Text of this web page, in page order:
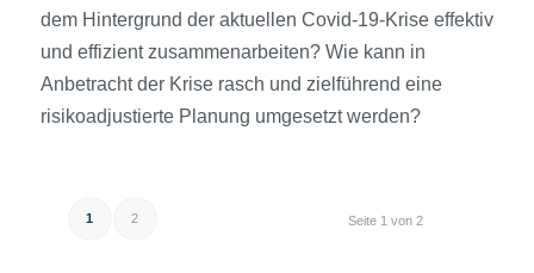
dem Hintergrund der aktuellen Covid-19-Krise effektiv
und effizient zusammenarbeiten? Wie kann in
Anbetracht der Krise rasch und zielführend eine
risikoadjustierte Planung umgesetzt werden?
Seite 1 von 2
1 2